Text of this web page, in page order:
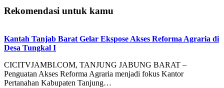
Rekomendasi untuk kamu
Kantah Tanjab Barat Gelar Ekspose Akses Reforma Agraria di
Desa Tungkal I
CICITVJAMBI.COM, TANJUNG JABUNG BARAT –
Penguatan Akses Reforma Agraria menjadi fokus Kantor
Pertanahan Kabupaten Tanjung…